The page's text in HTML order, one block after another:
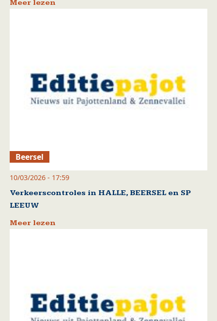
Meer lezen
Beersel
10/03/2026 - 17:59
Verkeerscontroles in HALLE, BEERSEL en SP
LEEUW
Meer lezen